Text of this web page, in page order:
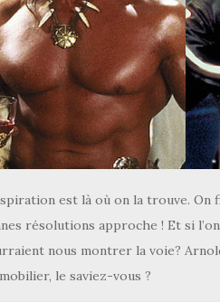
est là où on la trouve. On
résolutions approche ! Et si
nous montrer la voie?
le saviez-vous ?